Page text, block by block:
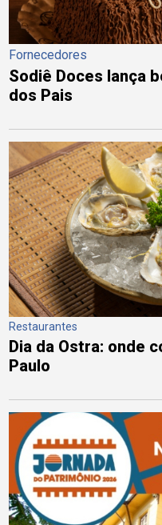
Fornecedores
Sodiê Doces lança
dos Pais
Restaurantes
Dia da Ostra: onde
Paulo